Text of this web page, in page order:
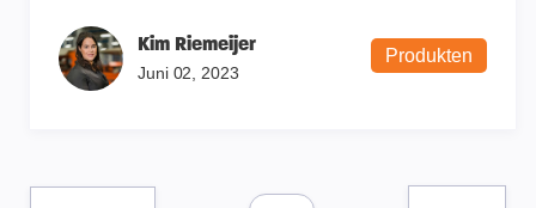
Kim Riemeijer
Juni 02, 2023
Produkten